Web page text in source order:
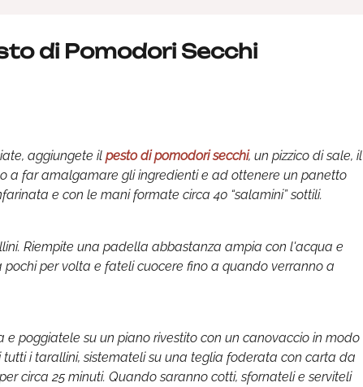
di Pomodori Secchi
aggiungete il pesto di pomodori secchi, un pizzico di sale, il
a far amalgamare gli ingredienti e ad ottenere un panetto
e con le mani formate circa 40 “salamini” sottili.
Riempite una padella abbastanza ampia con l'acqua e
per volta e fateli cuocere fino a quando verranno a
poggiatele su un piano rivestito con un canovaccio in modo
i tarallini, sistemateli su una teglia foderata con carta da
circa 25 minuti. Quando saranno cotti, sfornateli e serviteli